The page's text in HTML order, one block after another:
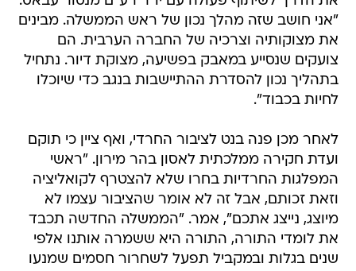
"אני חושב שזה מהלך נכון של ראש הממשלה. מבינים
את מצוקותיה וצרכיה של החברה הערבית. הם
צועקים שנסייע במאבק בפשיעה, מצוקת דיור. נתחיל
בתהליך נכון להסדרת ההתיישבות בנגב כדי שיוכלו
לחיות בכבוד".
לאחר מכן פנה בנט לציבור החרדי, ואף ציין כי תוקם
ועדת חקירה ממלכתית לאסון בהר מירון. "ראשי
המפלגות החרדיות בחרו שלא להצטרף לקואליציה
וזאת זכותם, אבל זה לא אומר שהציבור עצמו לא
מיוצג, נייצג אתכם", אמר. "הממשלה החדשה תכבד
את לומדי התורה, התורה היא ששמרה אותנו אלפי
שנים בגלות ובמקביל תפעל לשחרור חסמים שמנעו